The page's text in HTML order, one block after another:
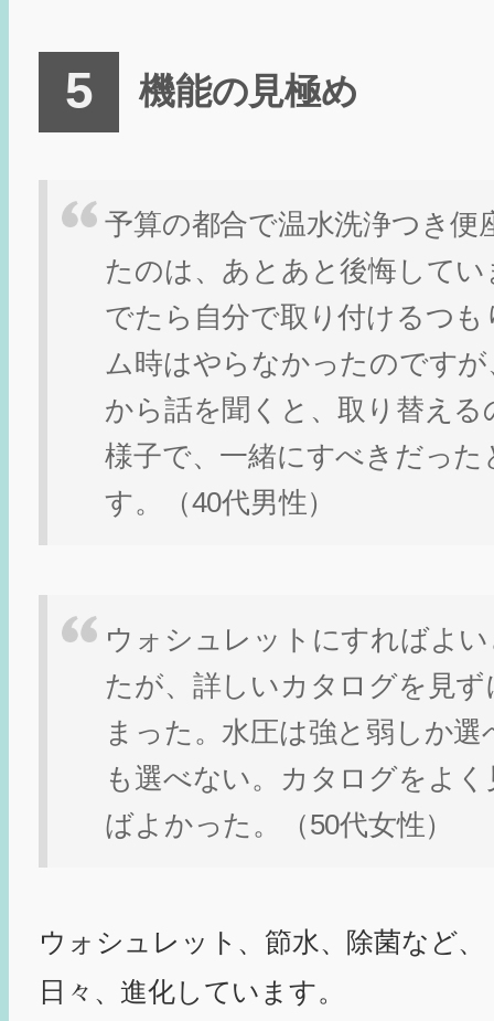
機能の見極め
予算の都合で温水洗浄つき便
たのは、あとあと後悔して
でたら自分で取り付けるつ
ム時はやらなかったのです
から話を聞くと、取り替える
様子で、一緒にすべきだった
す。（40代男性）
ウォシュレットにすればよ
たが、詳しいカタログを見
まった。水圧は強と弱しか選
も選べない。カタログをよ
ばよかった。（50代女性）
ウォシュレット、節水、除菌など
日々、進化しています。